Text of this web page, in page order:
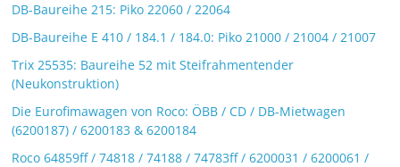
DB-Baureihe 215: Piko 22060 / 22064
DB-Baureihe E 410 / 184.1 / 184.0: Piko 21000 / 21004 / 21007
Trix 25535: Baureihe 52 mit Steifrahmentender
(Neukonstruktion)
Die Eurofimawagen von Roco: ÖBB / CD / DB-Mietwagen
(6200187) / 6200183 & 6200184
Roco 64859ff / 74818 / 74188 / 74783ff / 6200031 / 6200061 /